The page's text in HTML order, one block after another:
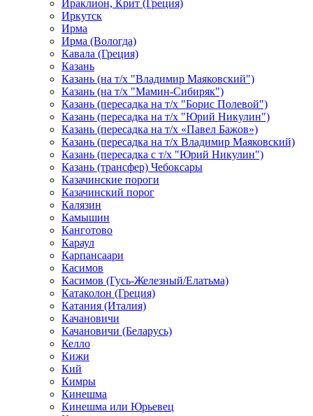
Ираклион, Крит (Греция)
Иркутск
Ирма
Ирма (Вологда)
Кавала (Греция)
Казань
Казань (на т/х "Владимир Маяковский")
Казань (на т/х "Мамин-Сибиряк")
Казань (пересадка на т/х "Борис Полевой")
Казань (пересадка на т/х "Юрий Никулин")
Казань (пересадка на т/х «Павел Бажов»)
Казань (пересадка на т/х Владимир Маяковский)
Казань (пересадка с т/х "Юрий Никулин")
Казань (трансфер) Чебоксары
Казачинские пороги
Казачинский порог
Калязин
Камышин
Канготово
Караул
Карпансаари
Касимов
Касимов (Гусь-Железный/Елатьма)
Катаколон (Греция)
Катания (Италия)
Качановичи
Качановичи (Беларусь)
Келло
Кижи
Кий
Кимры
Кинешма
Кинешма или Юрьевец